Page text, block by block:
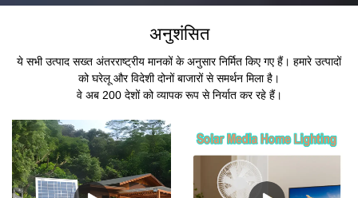
अनुशंसित
ये सभी उत्पाद सख्त अंतरराष्ट्रीय मानकों के अनुसार निर्मित किए गए हैं। हमारे उत्पादों
को घरेलू और विदेशी दोनों बाजारों से समर्थन मिला है।
वे अब 200 देशों को व्यापक रूप से निर्यात कर रहे हैं।